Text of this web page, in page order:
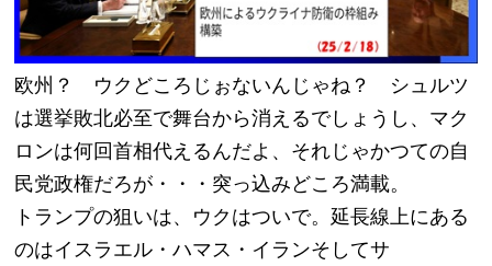
欧州？　ウクどころじぉないんじゃね？　シュルツ
は選挙敗北必至で舞台から消えるでしょうし、マク
ロンは何回首相代えるんだよ、それじゃかつての自
民党政権だろが・・・突っ込みどころ満載。
トランプの狙いは、ウクはついで。延長線上にある
のはイスラエル・ハマス・イランそしてサ